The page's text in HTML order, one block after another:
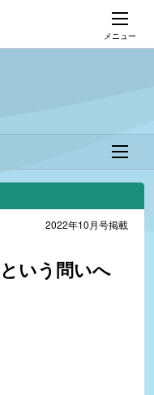
メニュー
2022年10月号掲載
いう問いへ